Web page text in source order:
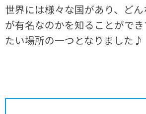
世界には様々な国があり、ど
が有名なのかを知ることがで
たい場所の一つとなりました♪